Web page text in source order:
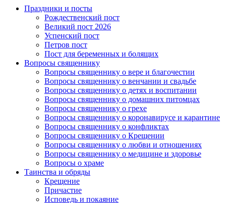
Праздники и посты
Рождественский пост
Великий пост 2026
Успенский пост
Петров пост
Пост для беременных и болящих
Вопросы священнику
Вопросы священнику о вере и благочестии
Вопросы священнику о венчании и свадьбе
Вопросы священнику о детях и воспитании
Вопросы священнику о домашних питомцах
Вопросы священнику о грехе
Вопросы священнику о коронавирусе и карантине
Вопросы священнику о конфликтах
Вопросы священнику о Крещении
Вопросы священнику о любви и отношениях
Вопросы священнику о медицине и здоровье
Вопросы о храме
Таинства и обряды
Крещение
Причастие
Исповедь и покаяние